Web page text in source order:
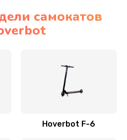
самокатов
Hoverbot F-6